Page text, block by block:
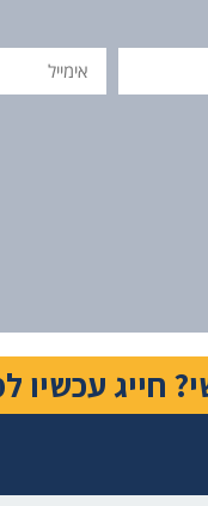
אימייל
למוקד